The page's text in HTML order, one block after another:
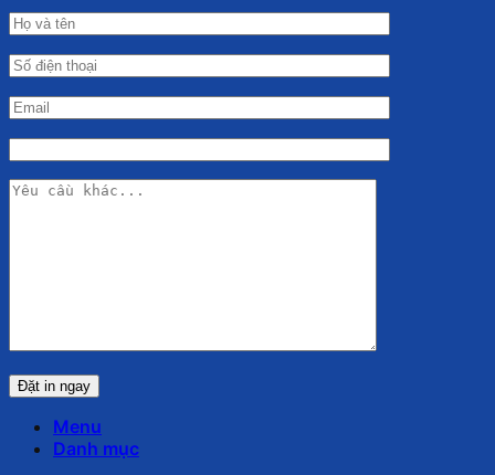
Menu
Danh mục